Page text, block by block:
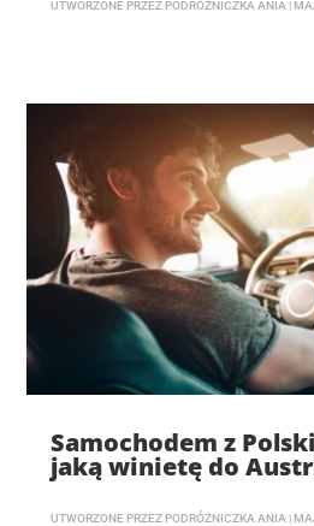
UTWORZONE PRZEZ PODRÓŻNICZKA ANIA |
Samochodem z
jaką winietę do
UTWORZONE PRZEZ PODRÓŻNICZKA ANIA |